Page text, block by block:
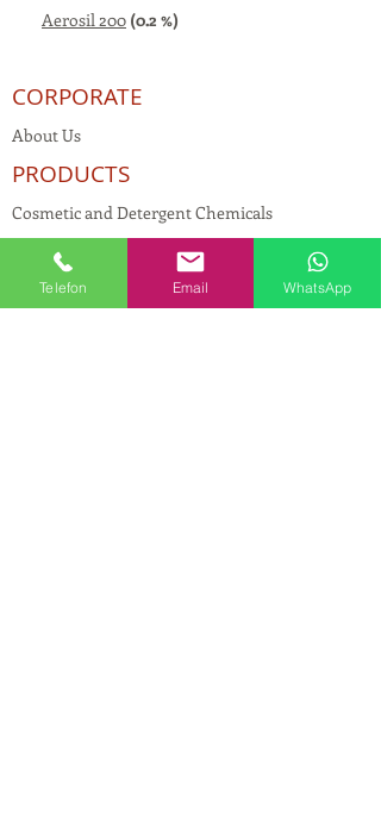
Aerosil 200 (0.2 %)
CORPORATE
About Us
PRODUCTS
Cosmetic and Detergent Chemicals
Human Resources
KVKK
Quality Policy
Telefon Email WhatsApp